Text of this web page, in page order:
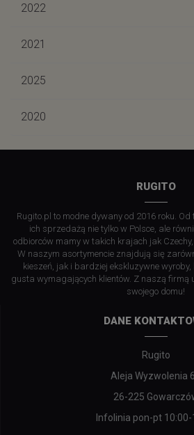
2022
2021
2025
2020
RUGITO
Rugito.pl to modne dywany od 2016 roku.
ich sprzedażą nie tylko w Polsce, ale
odbiorców mamy w takich krajach jak Czechy,
W naszym asortymencie znajdują się
kieszeń, jak i bardziej ekskluzywne
gusta wymagających klientów. Z naszą firmą
swojego domu!
DANE
Rugito
Aleja Wyzwolenia
26-225
Infolinia pon-pt 10:00-